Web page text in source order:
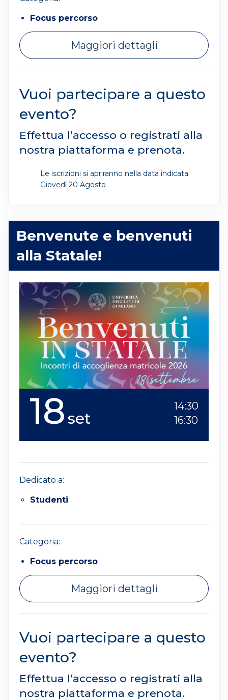
Focus percorso
Maggiori dettagli
Vuoi partecipare a questo
evento?
Effettua l’accesso o registrati alla
nostra piattaforma e prenota.
Le iscrizioni si apriranno nella data indicata
Giovedì 20 Agosto
Benvenute e benvenuti
alla Statale!
18set
14:30
16:30
Dedicato a:
Studenti
Categoria:
Focus percorso
Maggiori dettagli
Vuoi partecipare a questo
evento?
Effettua l’accesso o registrati alla
nostra piattaforma e prenota.